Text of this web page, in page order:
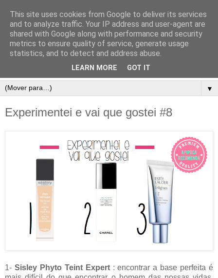
▼
Experimentei e vai que gostei #8
1- Sisley Phyto Teint Expert : encontrar a base perfeita é
This site uses cookies from Google to deliver its services
and to analyze traffic. Your IP address and user-agent are
shared with Google along with performance and security
metrics to ensure quality of service, generate usage
statistics, and to detect and address abuse.
LEARN MORE GOT IT